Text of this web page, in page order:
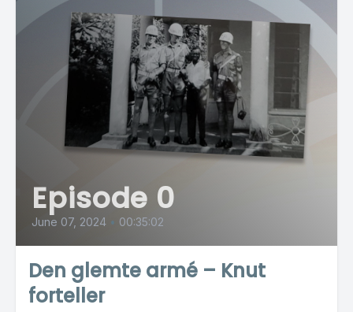
Episode 0
June 07, 2024 • 00:35:02
Den glemte armé – Knut
forteller